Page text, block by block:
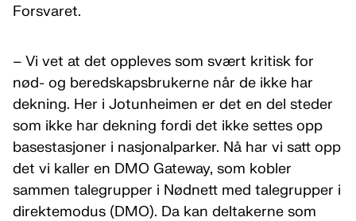
Forsvaret.
– Vi vet at det oppleves som svært kritisk for
nød- og beredskapsbrukerne når de ikke har
dekning. Her i Jotunheimen er det en del steder
som ikke har dekning fordi det ikke settes opp
basestasjoner i nasjonalparker. Nå har vi satt opp
det vi kaller en DMO Gateway, som kobler
sammen talegrupper i Nødnett med talegrupper i
direktemodus (DMO). Da kan deltakerne som